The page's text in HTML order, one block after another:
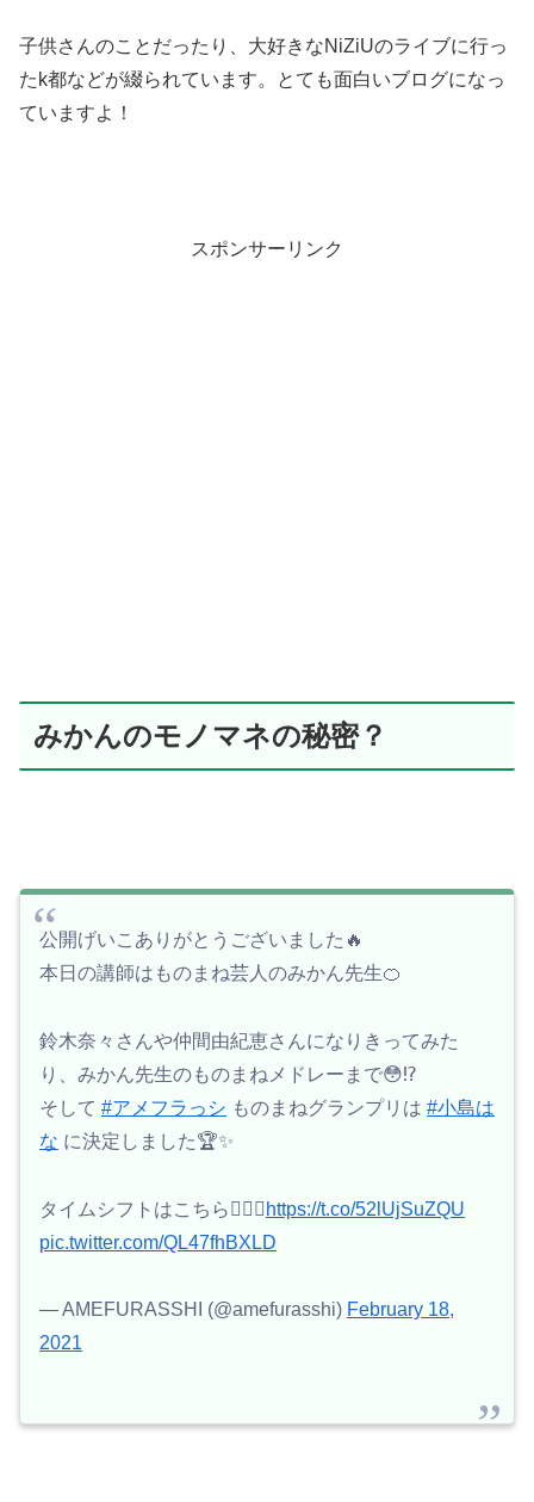
子供さんのことだったり、大好きなNiZiUのライブに行っ
たk都などが綴られています。とても面白いブログになっ
ていますよ！
スポンサーリンク
みかんのモノマネの秘密？
公開げいこありがとうございました🔥
本日の講師はものまね芸人のみかん先生🍊
鈴木奈々さんや仲間由紀恵さんになりきってみた
り、みかん先生のものまねメドレーまで😳⁉️
そして #アメフラっシ ものまねグランプリは #小島は
な に決定しました🏆✨
タイムシフトはこちら💁🏻‍♀️ https://t.co/52lUjSuZQU
pic.twitter.com/QL47fhBXLD
— AMEFURASSHI (@amefurasshi) February 18,
2021